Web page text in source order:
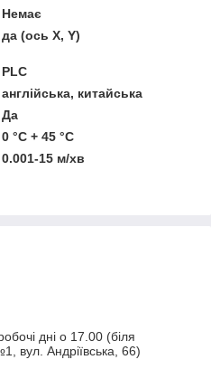
Немає
да (ось X, Y)
PLC
англійська, китайська
Да
0 °C + 45 °C
0.001-15 м/хв
дні о 17.00 (біля
вул. Андріївська, 66)